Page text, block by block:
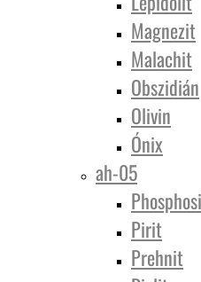
Magnezit
Malachit
Obszidián
Olivin
Ónix
ah-05
Pirit
Prehnit